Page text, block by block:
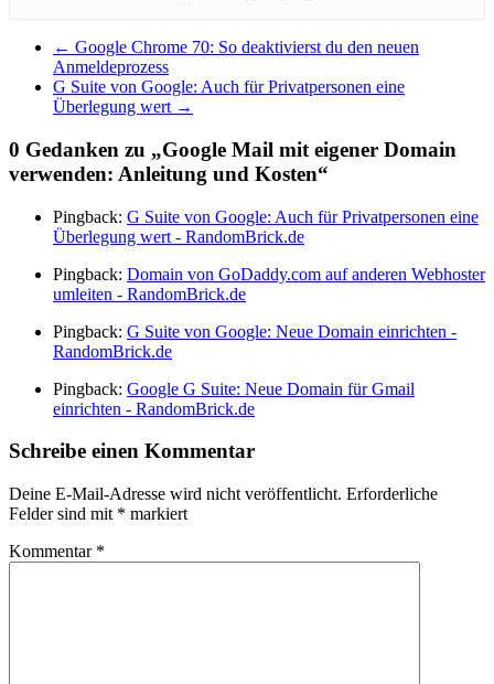
← Google Chrome 70: So deaktivierst du den neuen
Anmeldeprozess
G Suite von Google: Auch für Privatpersonen eine
Überlegung wert →
0 Gedanken zu „Google Mail mit eigener Domain
verwenden: Anleitung und Kosten“
Pingback: G Suite von Google: Auch für Privatpersonen eine
Überlegung wert - RandomBrick.de
Pingback: Domain von GoDaddy.com auf anderen Webhoster
umleiten - RandomBrick.de
Pingback: G Suite von Google: Neue Domain einrichten -
RandomBrick.de
Pingback: Google G Suite: Neue Domain für Gmail
einrichten - RandomBrick.de
Schreibe einen Kommentar
Deine E-Mail-Adresse wird nicht veröffentlicht. Erforderliche
Felder sind mit * markiert
Kommentar *